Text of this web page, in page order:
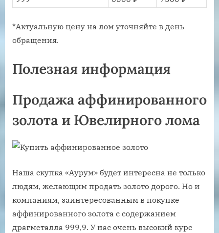
*Актуальную цену на лом уточняйте в день
обращения.
Полезная информация
Продажа аффинированного
золота и Ювелирного лома
Наша скупка «Аурум» будет интересна не только
людям, желающим продать золото дорого. Но и
компаниям, заинтересованным в покупке
аффинированного золота с содержанием
драгметалла 999,9. У нас очень высокий курс